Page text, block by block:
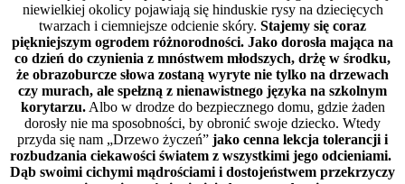
niewielkiej okolicy pojawiają się hinduskie rysy na dziecięcych
twarzach i ciemniejsze odcienie skóry. Stajemy się coraz
piękniejszym ogrodem różnorodności. Jako dorosła mająca na
co dzień do czynienia z mnóstwem młodszych, drżę w środku,
że obrazoburcze słowa zostaną wyryte nie tylko na drzewach
czy murach, ale spełzną z nienawistnego języka na szkolnym
korytarzu.Albo w drodze do bezpiecznego domu, gdzie żaden
dorosły nie ma sposobności, by obronić swoje dziecko. Wtedy
przyda się nam „Drzewo życzeń” jako cenna lekcja tolerancji i
rozbudzania ciekawości światem z wszystkimi jego odcieniami.
Dąb swoimi cichymi mądrościami i dostojeństwem przekrzyczy